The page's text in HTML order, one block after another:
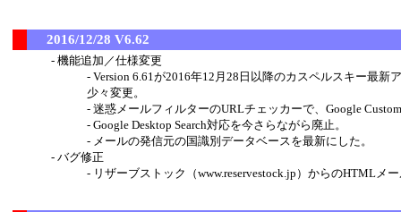
2016/12/28 V6.62
機能追加／仕様変更
Version 6.61が2016年12月28日以降のカスペルスキー最
少々変更。
迷惑メールフィルターのURLチェッカーで、Google
Google Desktop Search対応を今さらながら廃止。
メールの発信元の国識別データベースを最新にした。
バグ修正
リザーブストック（www.reservestock.jp）からのHTMLメ